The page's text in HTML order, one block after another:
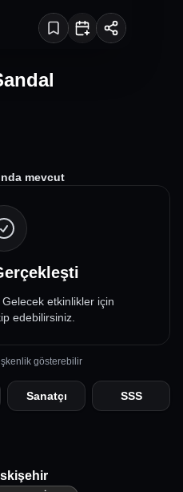
mevcut
etkinlikler için
edebilirsiniz.
gösterebilir
Sanatçı SSS